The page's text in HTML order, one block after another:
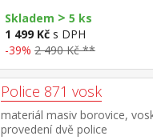
Skladem > 5 ks
1 499 Kč s DPH
-39% 2 490 Kč **
Police 871 vosk
materiál masiv borovice,
provedení dvě police